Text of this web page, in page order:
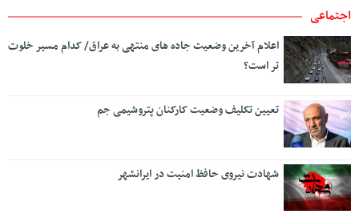
اجتماعی
اعلام آخرین وضعیت جاده های منتهی به عراق/ کدام مسیر خلوت
تر است؟
تعیین تکلیف وضعیت کارکنان پتروشیمی جم
شهادت نیروی حافظ امنیت در ایرانشهر